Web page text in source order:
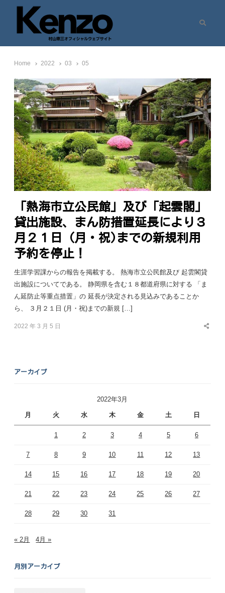
七転八起 – 村山憲三 Official Site
村山憲三ウェブサイト
Home 2022 03 05
「熱海市立公民館」及び「起雲閣」
貸出施設、まん防措置延長により３
月２１日 (月・祝)までの新規利用
予約を停止！
生涯学習課からの報告を掲載する。 熱海市立公民館及び 起雲閣貸
出施設についてである。 静岡県を含む１８都道府県に対する 「ま
ん延防止等重点措置」の 延長が決定される見込みであることか
ら、 ３月２１日 (月・祝)までの新規 […]
2022 年 3 月 5 日
Share
アーカイブ
2022年3月
月 火 水 木 金 土 日
1 2 3 4 5 6
7 8 9 10 11 12 13
14 15 16 17 18 19 20
21 22 23 24 25 26 27
28 29 30 31
« 2月 4月 »
月別アーカイブ